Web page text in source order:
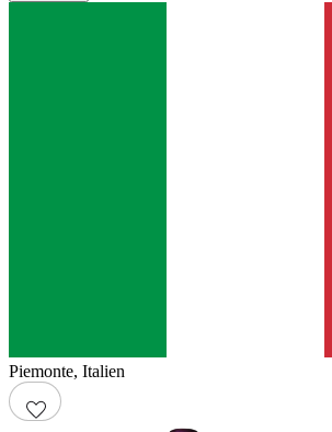
Piemonte, Italien